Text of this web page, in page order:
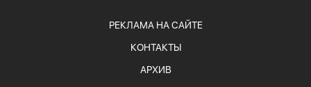
РЕКЛАМА НА САЙТЕ
КОНТАКТЫ
АРХИВ